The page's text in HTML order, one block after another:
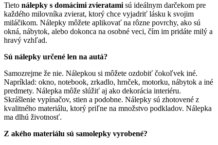
Tieto nálepky s domácimi zvieratami sú ideálnym darčekom pre
každého milovníka zvierat, ktorý chce vyjadriť lásku k svojim
miláčikom. Nálepky môžete aplikovať na rôzne povrchy, ako sú
okná, nábytok, alebo dokonca na osobné veci, čím im pridáte milý a
hravý vzhľad.
Sú nálepky určené len na autá?
Samozrejme že nie. Nálepkou si môžete ozdobiť čokoľvek iné.
Napríklad: okno, notebook, zrkadlo, hrnček, motorku, nábytok a iné
predmety. Nálepka môže slúžiť aj ako dekorácia interiéru.
Skrášlenie vypínačov, stien a podobne. Nálepky sú zhotovené z
kvalitného materiálu, ktorý priľne na množstvo podkladov. Nálepka
ma dlhú životnosť.
Z akého materiálu sú samolepky vyrobené?